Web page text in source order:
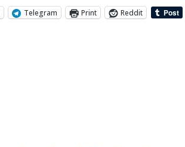
Telegram Print Reddit